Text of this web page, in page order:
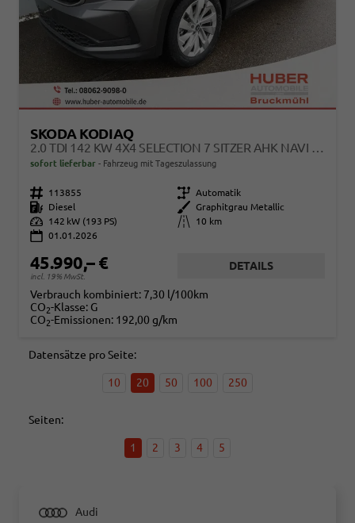
SKODA KODIAQ
2.0 TDI 142 KW 4X4 SELECTION 7 SITZER AHK NAVI KAMERA
sofort lieferbar Fahrzeug mit Tageszulassung
Fahrzeugnr. 113855 Getriebe Automatik
Kraftstoff
Diesel Außenfarbe
Graphitgrau Metallic
Leistung
142 kW (193 PS) Kilometerstand
10 km
01.01.2026
45.990,– €
incl. 19% MwSt.
DETAILS
Verbrauch kombiniert: 7,30 l/100km
CO2-Klasse: G
CO2-Emissionen: 192,00 g/km
Datensätze pro Seite:
10 20 50 100 250
Seiten:
1 2 3 4 5
Audi